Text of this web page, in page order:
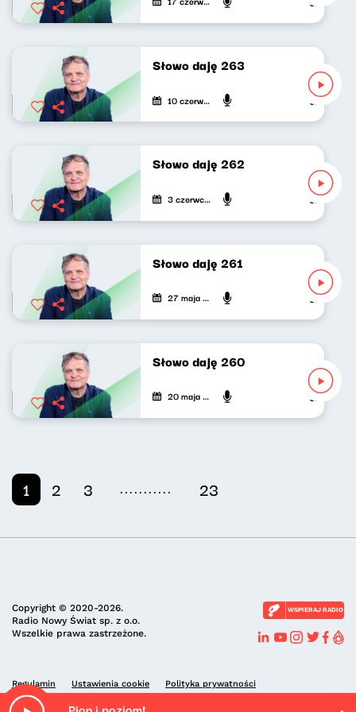
Słowo daję 263
10 czerwca 2026 Jarosław
Słowo daję 262
3 czerwca 2026 Jarosław
Słowo daję 261
27 maja 2026 Jarosław
Słowo daję 260
20 maja 2026 Jarosław
1 2 3 ........... 23
Copyright © 2020-2026.
Radio Nowy Świat sp. z o.o.
Wszelkie prawa zastrzeżone.
WSPIERAJ RADIO
Regulamin Ustawienia cookie Polityka prywatności